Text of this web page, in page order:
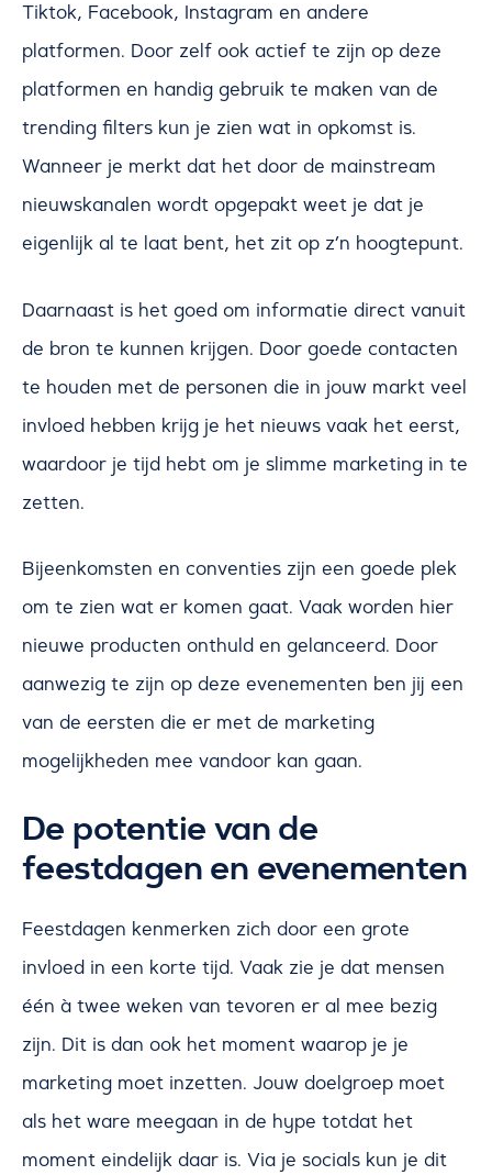
Tiktok, Facebook, Instagram en andere
platformen. Door zelf ook actief te zijn op deze
platformen en handig gebruik te maken van de
trending filters kun je zien wat in opkomst is.
Wanneer je merkt dat het door de mainstream
nieuwskanalen wordt opgepakt weet je dat je
eigenlijk al te laat bent, het zit op z’n hoogtepunt.
Daarnaast is het goed om informatie direct vanuit
de bron te kunnen krijgen. Door goede contacten
te houden met de personen die in jouw markt veel
invloed hebben krijg je het nieuws vaak het eerst,
waardoor je tijd hebt om je slimme marketing in te
zetten.
Bijeenkomsten en conventies zijn een goede plek
om te zien wat er komen gaat. Vaak worden hier
nieuwe producten onthuld en gelanceerd. Door
aanwezig te zijn op deze evenementen ben jij een
van de eersten die er met de marketing
mogelijkheden mee vandoor kan gaan.
De potentie van de
feestdagen en evenementen
Feestdagen kenmerken zich door een grote
invloed in een korte tijd. Vaak zie je dat mensen
één à twee weken van tevoren er al mee bezig
zijn. Dit is dan ook het moment waarop je je
marketing moet inzetten. Jouw doelgroep moet
als het ware meegaan in de hype totdat het
moment eindelijk daar is. Via je socials kun je dit